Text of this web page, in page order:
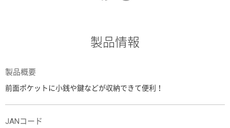
製品情報
製品概要
前面ポケットに小銭や鍵などが収納できて便利！
JANコード